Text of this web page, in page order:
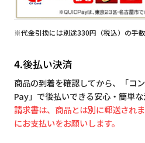
※代金引換には別途330円（税込）の手
4.後払い決済
商品の到着を確認してから、「コ
Pay」で後払いできる安心・簡単な
請求書は、商品とは別に郵送され
にお支払いをお願いします。